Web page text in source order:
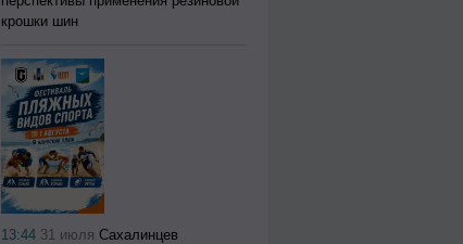
крошки шин
13:44 31 июля Сахалинцев